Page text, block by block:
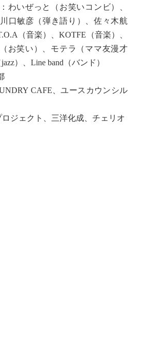
わいぜっと（お笑いコンビ）、
口敏彦（弾き語り）、佐々木航
（音楽）、KOTFE（音楽）、
お笑い）、モテラ（ママ友漫才
）、Line band（バンド）
CAFE、ユースカウンシル
ジェクト、三洋化成、チェリオ